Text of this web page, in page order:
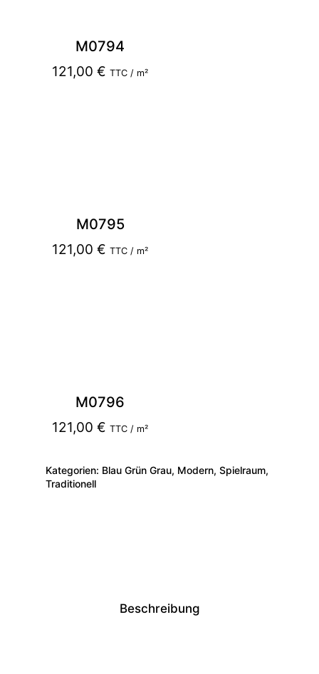
M0794
121,00€ TTC / m²
M0795
121,00€ TTC / m²
M0796
121,00€ TTC / m²
Kategorien: Blau Grün Grau, Modern, Spielraum,
Traditionell
Beschreibung